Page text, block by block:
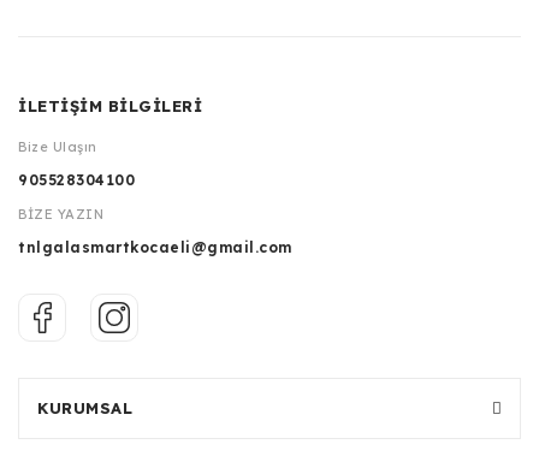
İLETİŞİM BİLGİLERİ
Bize Ulaşın
905528304100
BİZE YAZIN
tnlgalasmartkocaeli@gmail.com
KURUMSAL